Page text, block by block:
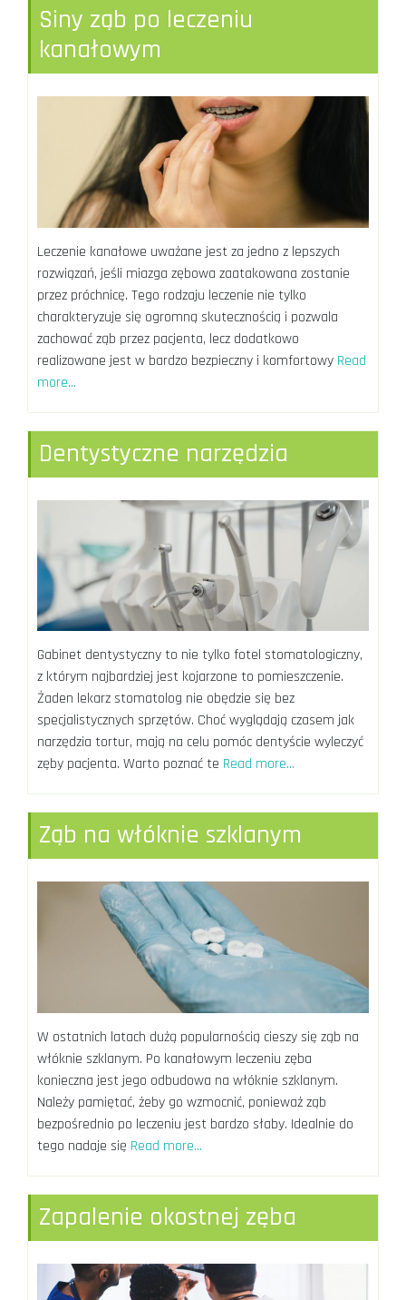
Siny ząb po leczeniu
kanałowym
Leczenie kanałowe uważane jest za jedno z lepszych
rozwiązań, jeśli miazga zębowa zaatakowana zostanie
przez próchnicę. Tego rodzaju leczenie nie tylko
charakteryzuje się ogromną skutecznością i pozwala
zachować ząb przez pacjenta, lecz dodatkowo
realizowane jest w bardzo bezpieczny i komfortowy Read
more…
Dentystyczne narzędzia
Gabinet dentystyczny to nie tylko fotel stomatologiczny,
z którym najbardziej jest kojarzone to pomieszczenie.
Żaden lekarz stomatolog nie obędzie się bez
specjalistycznych sprzętów. Choć wyglądają czasem jak
narzędzia tortur, mają na celu pomóc dentyście wyleczyć
zęby pacjenta. Warto poznać te Read more…
Ząb na włóknie szklanym
W ostatnich latach dużą popularnością cieszy się ząb na
włóknie szklanym. Po kanałowym leczeniu zęba
konieczna jest jego odbudowa na włóknie szklanym.
Należy pamiętać, żeby go wzmocnić, ponieważ ząb
bezpośrednio po leczeniu jest bardzo słaby. Idealnie do
tego nadaje się Read more…
Zapalenie okostnej zęba